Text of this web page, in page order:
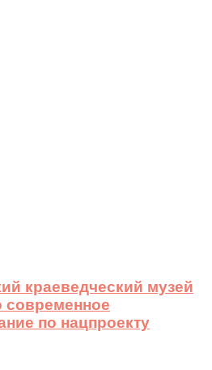
краеведческий музей
современное
по нацпроекту